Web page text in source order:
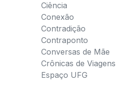
Ciência
Conexão
Contradição
Contraponto
Conversas de Mãe
Crônicas de Viagens
Espaço UFG